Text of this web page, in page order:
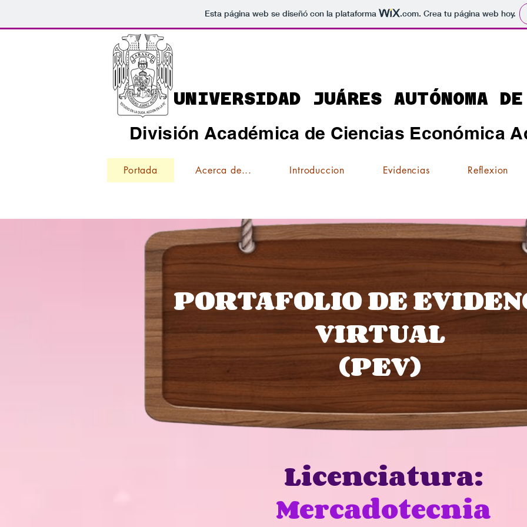
Esta página web se diseñó con la plataforma .com. Crea tu página web hoy.
UNIVERSIDAD JUÁRES AUTÓNOMA
División Académica de Ciencias Económica
Portada Acerca de... Introduccion Evidencias Reflexion
PORTAFOLIO DE
VIRTUAL
(PEV)
Licenciatura:
Mercadotecnia